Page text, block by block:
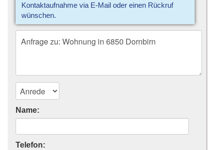
Kontaktaufnahme via E-Mail oder einen Rückruf
wünschen.
Name:
Telefon: